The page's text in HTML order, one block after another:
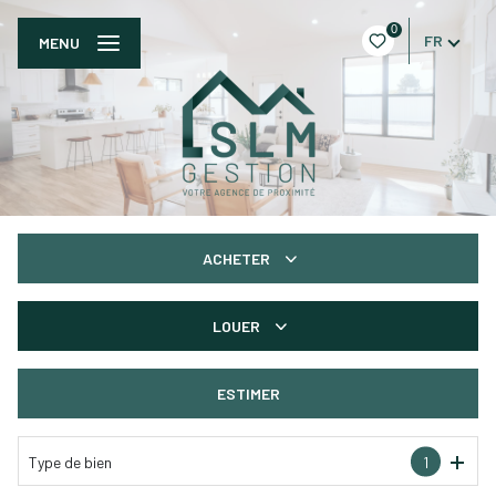
0
FR
MENU
ACHETER
LOUER
ESTIMER
Type de bien 1